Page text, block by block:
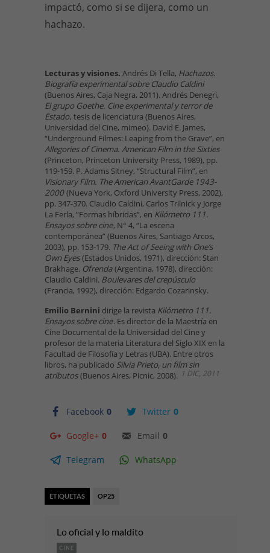
impactó, como si se dijera, como un
hachazo.
Lecturas y visiones. Andrés Di Tella, Hachazos.
Biografía experimental sobre Claudio Caldini
(Buenos Aires, Caja Negra, 2011). Andrés Denegri,
El grupo Goethe. Cine experimental y terror de
Estado, tesis de licenciatura (Buenos Aires,
Universidad del Cine, mimeo). David E. James,
“Underground Filmes: Leaping from the Grave”, en
Allegories of Cinema. American Film in the Sixties
(Princeton, Princeton University Press, 1989), pp.
119-159. P. Adams Sitney, “Structural Film”, en
Visionary Film. The American AvantGarde 1943-
2000(Nueva York, Oxford University Press, 2002),
pp. 347-370. Claudio Caldini, Carlos Trilnick y Jorge
La Ferla, “Formas híbridas”, en Kilómetro 111.
Ensayos sobre cine, N° 4, “La escena
contemporánea” (Buenos Aires, Santiago Arcos,
2003), pp. 153-179. The Act of Seeing with One’s
Own Eyes(Estados Unidos, 1971), dirección: Stan
Brakhage. Ofrenda(Argentina, 1978), dirección:
Claudio Caldini. Boulevares del crepúsculo
(Francia, 1992), dirección: Edgardo Cozarinsky.
Emilio Bernini dirige la revista Kilómetro 111.
Ensayos sobre cine. Es director de la Maestría en
Cine Documental de la Universidad del Cine y
profesor de la materia Literatura del Siglo XIX en la
Facultad de Filosofía y Letras (UBA). Entre otros
libros, ha publicado Silvia Prieto, un film sin
atributos(Buenos Aires, Picnic, 2008).
Facebook 0 Twitter 0
Google+ 0 Email 0
Telegram WhatsApp
1 DIC, 2011
ETIQUETAS OP25
Lo oficial y lo maldito
CINE